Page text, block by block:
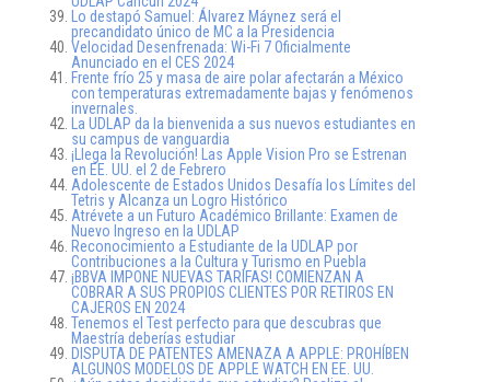
Lo destapó Samuel: Álvarez Máynez será el
precandidato único de MC a la Presidencia
Velocidad Desenfrenada: Wi-Fi 7 Oficialmente
Anunciado en el CES 2024
Frente frío 25 y masa de aire polar afectarán a México
con temperaturas extremadamente bajas y fenómenos
invernales.
La UDLAP da la bienvenida a sus nuevos estudiantes en
su campus de vanguardia
¡Llega la Revolución! Las Apple Vision Pro se Estrenan
en EE. UU. el 2 de Febrero
Adolescente de Estados Unidos Desafía los Límites del
Tetris y Alcanza un Logro Histórico
Atrévete a un Futuro Académico Brillante: Examen de
Nuevo Ingreso en la UDLAP
Reconocimiento a Estudiante de la UDLAP por
Contribuciones a la Cultura y Turismo en Puebla
¡BBVA IMPONE NUEVAS TARIFAS! COMIENZAN A
COBRAR A SUS PROPIOS CLIENTES POR RETIROS EN
CAJEROS EN 2024
Tenemos el Test perfecto para que descubras que
Maestría deberías estudiar
DISPUTA DE PATENTES AMENAZA A APPLE: PROHÍBEN
ALGUNOS MODELOS DE APPLE WATCH EN EE. UU.